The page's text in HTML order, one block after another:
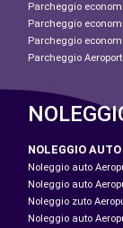
Parcheggio
Parcheggio
Parcheggio
Parcheggio
NOLEGGIO
Noleggio auto
Noleggio auto
Noleggio zuto
Noleggio auto